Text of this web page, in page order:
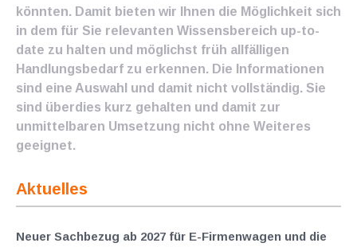
könnten. Damit bieten wir Ihnen die Möglichkeit sich
in dem für Sie relevanten Wissensbereich up-to-
date zu halten und möglichst früh allfälligen
Handlungsbedarf zu erkennen. Die Informationen
sind eine Auswahl und damit nicht vollständig. Sie
sind überdies kurz gehalten und damit zur
unmittelbaren Umsetzung nicht ohne Weiteres
geeignet.
Aktuelles
Neuer Sachbezug ab 2027 für E-Firmenwagen und die